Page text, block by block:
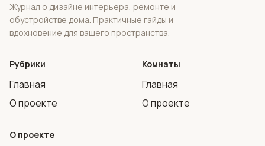
Журнал о дизайне интерьера, ремонте и
обустройстве дома. Практичные гайды и
вдохновение для вашего пространства.
Рубрики
Главная
О проекте
Комнаты
Главная
О проекте
О проекте